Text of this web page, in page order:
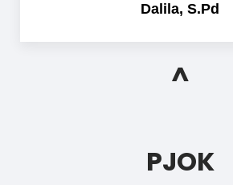
Dalila, S.Pd
^
PJOK